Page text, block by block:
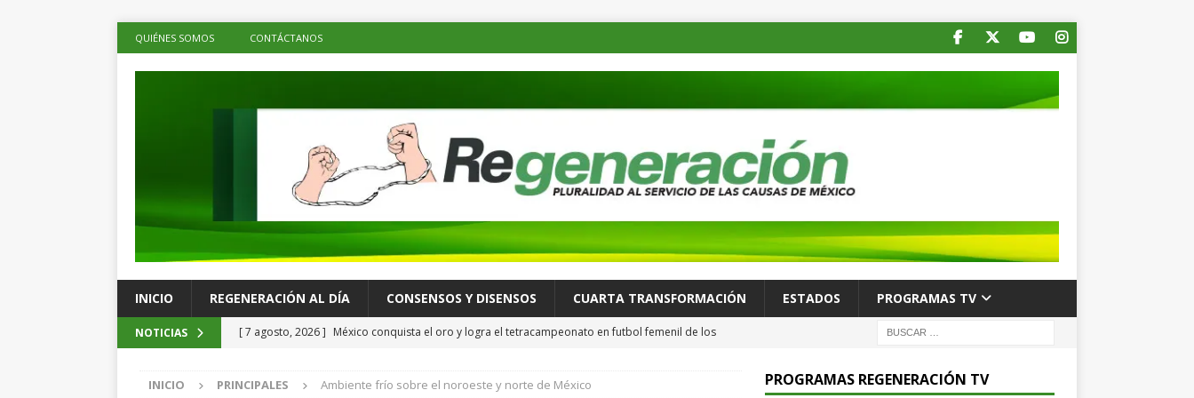
QUIÉNES SOMOS CONTÁCTANOS
INICIO REGENERACIÓN AL DÍA CONSENSOS Y DISENSOS CUARTA TRANSFORMACIÓN ESTADOS PROGRAMAS TV
NOTICIAS [ 7 agosto, 2026 ] México conquista el oro y logra el tetracampeonato en futbol femenil de los
[ 7 agosto, 2026 ] La economía de las familias mexicanas mejora; hay bienestar: presidenta
INICIO PRINCIPALES Ambiente frío sobre el noroeste y norte de México PROGRAMAS REGENERACIÓN TV